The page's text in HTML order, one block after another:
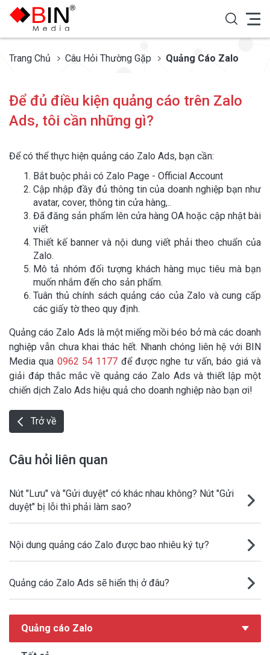
Trang Chủ Câu Hỏi Thường Gặp Quảng Cáo Zalo
Để đủ điều kiện quảng cáo trên Zalo
Ads, tôi cần những gì?
Để có thể thực hiện quảng cáo Zalo Ads, bạn cần:
Bắt buộc phải có Zalo Page - Official Account
Cập nhập đầy đủ thông tin của doanh nghiệp bạn như
avatar, cover, thông tin cửa hàng,..
Đã đăng sản phẩm lên cửa hàng OA hoặc cập nhật bài
viết
Thiết kế banner và nội dung viết phải theo chuẩn của
Zalo.
Mô tả nhóm đối tượng khách hàng mục tiêu mà bạn
muốn nhắm đến cho sản phẩm.
Tuân thủ chính sách quảng cáo của Zalo và cung cấp
các giấy tờ theo quy định.
Quảng cáo Zalo Ads là một miếng mồi béo bở mà các doanh
nghiệp vẫn chưa khai thác hết. Nhanh chóng liên hệ với BIN
Media qua 0962 54 1177 để được nghe tư vấn, báo giá và
giải đáp thắc mắc về quảng cáo Zalo Ads và thiết lập một
chiến dịch Zalo Ads hiệu quả cho doanh nghiệp nào bạn ơi!
Trở về
Câu hỏi liên quan
Nút "Lưu" và "Gửi duyệt" có khác nhau không? Nút "Gửi
duyệt" bị lỗi thì phải làm sao?
Nội dung quảng cáo Zalo được bao nhiêu ký tự?
Quảng cáo Zalo Ads sẽ hiển thị ở đâu?
Quảng cáo Zalo